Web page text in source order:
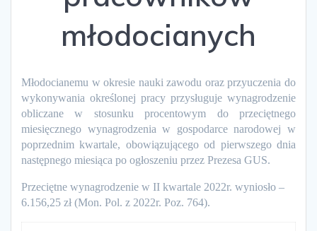
młodocianych
Młodocianemu w okresie nauki zawodu oraz przyuczenia do
wykonywania określonej pracy przysługuje wynagrodzenie
obliczane w stosunku procentowym do przeciętnego
miesięcznego wynagrodzenia w gospodarce narodowej w
poprzednim kwartale, obowiązującego od pierwszego dnia
następnego miesiąca po ogłoszeniu przez Prezesa GUS.
Przeciętne wynagrodzenie w II kwartale 2022r. wyniosło –
6.156,25 zł (Mon. Pol. z 2022r. Poz. 764).